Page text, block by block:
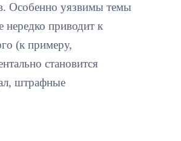
Особенно уязвимы темы
нередко приводит к
(к примеру,
становится
штрафные